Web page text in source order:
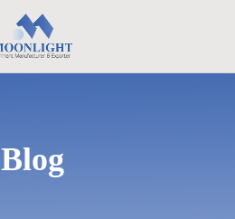
Blog